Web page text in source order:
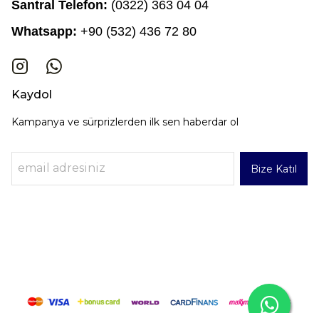
Santral Telefon: (0322) 363 04 04
Whatsapp: +90 (532) 436 72 80
Kaydol
Kampanya ve sürprizlerden ilk sen haberdar ol
Bize Katıl